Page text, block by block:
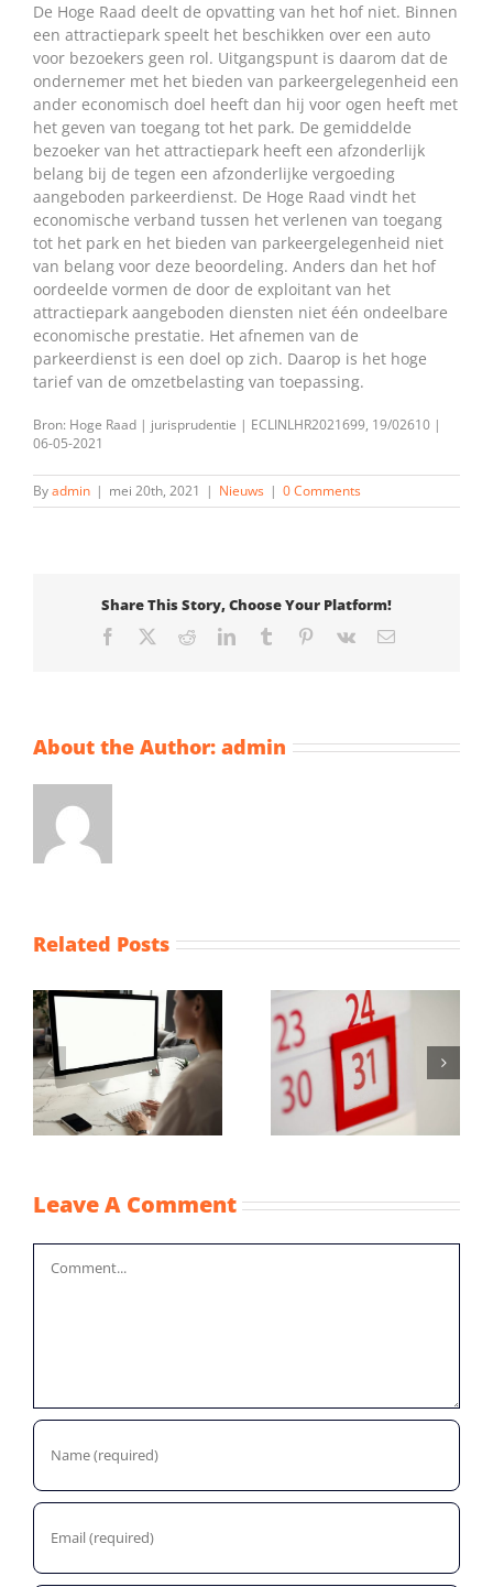
De Hoge Raad deelt de opvatting van het hof niet. Binnen
een attractiepark speelt het beschikken over een auto
voor bezoekers geen rol. Uitgangspunt is daarom dat de
ondernemer met het bieden van parkeergelegenheid een
ander economisch doel heeft dan hij voor ogen heeft met
het geven van toegang tot het park. De gemiddelde
bezoeker van het attractiepark heeft een afzonderlijk
belang bij de tegen een afzonderlijke vergoeding
aangeboden parkeerdienst. De Hoge Raad vindt het
economische verband tussen het verlenen van toegang
tot het park en het bieden van parkeergelegenheid niet
van belang voor deze beoordeling. Anders dan het hof
oordeelde vormen de door de exploitant van het
attractiepark aangeboden diensten niet één ondeelbare
economische prestatie. Het afnemen van de
parkeerdienst is een doel op zich. Daarop is het hoge
tarief van de omzetbelasting van toepassing.
Bron: Hoge Raad | jurisprudentie | ECLINLHR2021699, 19/02610 |
06-05-2021
Byadmin | mei 20th, 2021 | Nieuws | 0 Comments
Share This Story, Choose Your Platform!
Facebook RedditLinkedInTumblr Pinterest
Vk Email
About the Author: admin
Related Posts
Vaststellingsaanvraag
NOW-1
Maximum
uurprijzen
2022
Leave A Comment